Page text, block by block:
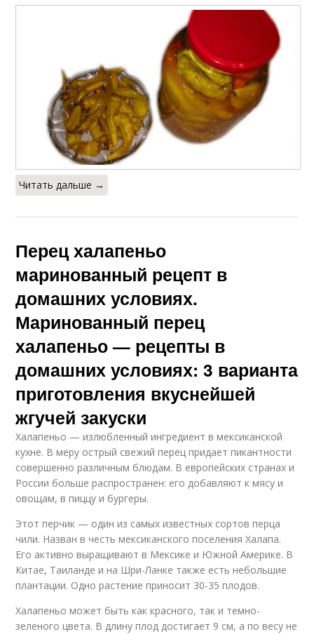
Читать дальше →
Перец халапеньо
маринованный рецепт в
домашних условиях.
Маринованный перец
халапеньо — рецепты в
домашних условиях: 3 варианта
приготовления вкуснейшей
жгучей закуски
Халапеньо — излюбленный ингредиент в мексиканской
кухне. В меру острый свежий перец придает пикантности
совершенно различным блюдам. В европейских странах и
России больше распространен: его добавляют к мясу и
овощам, в пиццу и бургеры.
Этот перчик — один из самых известных сортов перца
чили. Назван в честь мексиканского поселения Халапа.
Его активно выращивают в Мексике и Южной Америке. В
Китае, Таиланде и на Шри-Ланке также есть небольшие
плантации. Одно растение приносит 30-35 плодов.
Халапеньо может быть как красного, так и темно-
зеленого цвета. В длину плод достигает 9 см, а по весу не